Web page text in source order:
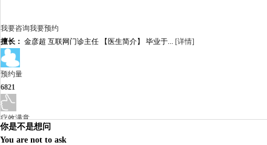
我要咨询我要预约
擅长： 金彦超 互联网门诊主任 【医生简介】 毕业于... [详情]
预约量
6821
疗效满意
98%
你是不是想问
You are not to ask